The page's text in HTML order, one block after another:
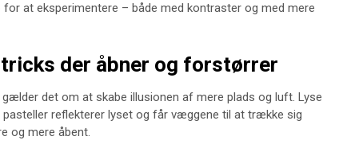
at eksperimentere – både med kontraster og med mere
der åbner og forstørrer
det om at skabe illusionen af mere plads og luft. Lyse
pasteller reflekterer lyset og får væggene til at trække sig
og mere åbent.